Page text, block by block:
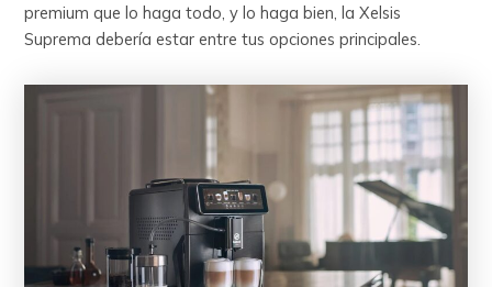
premium que lo haga todo, y lo haga bien, la Xelsis
Suprema debería estar entre tus opciones principales.